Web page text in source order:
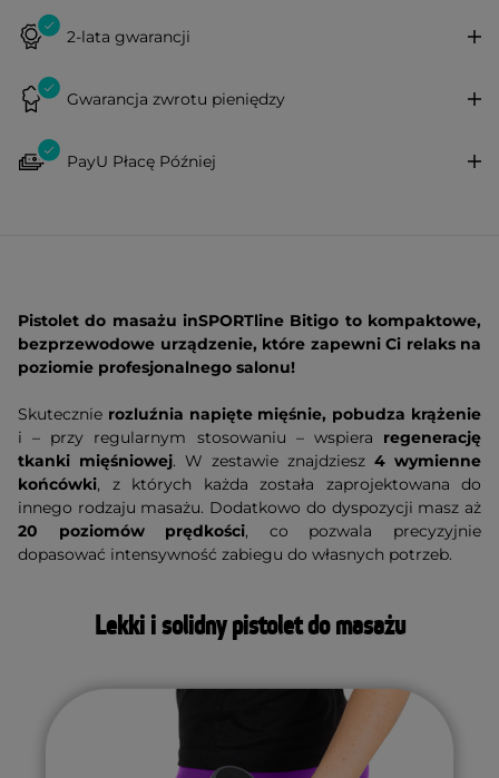
2-lata gwarancji
Gwarancja zwrotu pieniędzy
PayU Płacę Później
Pistolet do masażu inSPORTline Bitigo to kompaktowe,
bezprzewodowe urządzenie, które zapewni Ci relaks na
poziomie profesjonalnego salonu!
Skutecznie rozluźnia napięte mięśnie, pobudza krążenie
i – przy regularnym stosowaniu – wspiera regenerację
tkanki mięśniowej. W zestawie znajdziesz 4 wymienne
końcówki, z których każda została zaprojektowana do
innego rodzaju masażu. Dodatkowo do dyspozycji masz aż
20 poziomów prędkości, co pozwala precyzyjnie
dopasować intensywność zabiegu do własnych potrzeb.
Lekki i solidny pistolet do masażu